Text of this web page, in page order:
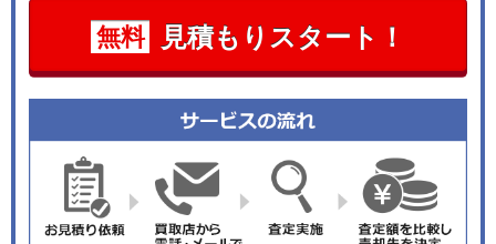
無料 見積もりスタート！